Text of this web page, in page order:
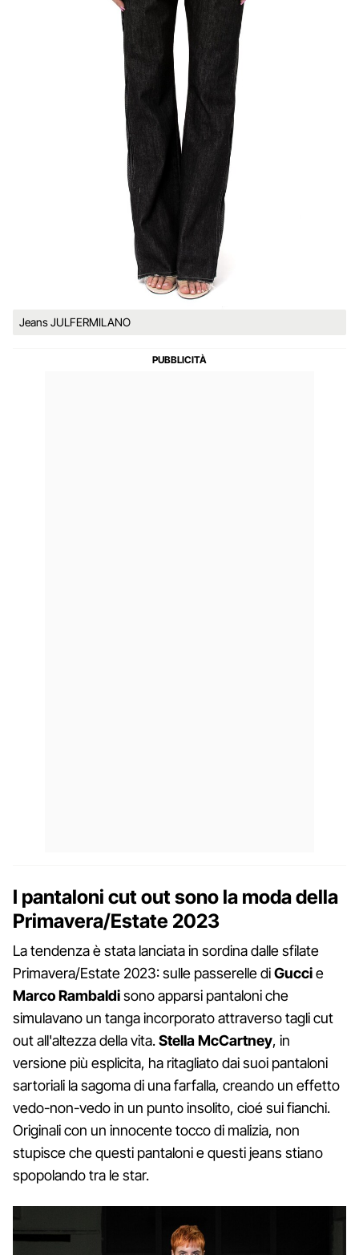
Jeans JULFERMILANO
I pantaloni cut out sono la moda della
Primavera/Estate 2023
La tendenza è stata lanciata in sordina dalle sfilate
Primavera/Estate 2023: sulle passerelle diGuccie
Marco Rambaldisono apparsi pantaloni che
simulavano un tanga incorporato attraverso tagli cut
out all'altezza della vita.Stella McCartney, in
versione più esplicita, ha ritagliato dai suoi pantaloni
sartoriali la sagoma di una farfalla, creando un effetto
vedo-non-vedo in un punto insolito, cioé sui fianchi.
Originali con un innocente tocco di malizia, non
stupisce che questi pantaloni e questi jeans stiano
spopolando tra le star.